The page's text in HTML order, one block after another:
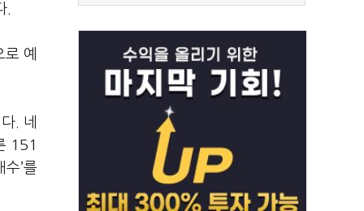
예
. 네
151
수’를